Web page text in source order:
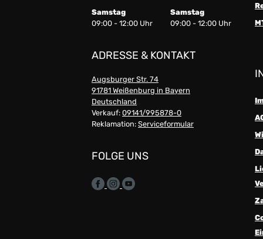
Samstag
09:00 - 12:00 Uhr
Samstag
09:00 - 12:00 Uhr
ADRESSE & KONTAKT
Augsburger Str. 74
91781 Weißenburg in Bayern
Deutschland
Verkauf: 09141/995878-0
Reklamation: Serviceformular
FOLGE UNS